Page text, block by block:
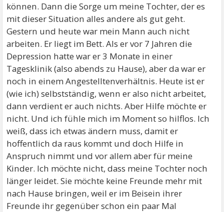
können. Dann die Sorge um meine Tochter, der es
mit dieser Situation alles andere als gut geht.
Gestern und heute war mein Mann auch nicht
arbeiten. Er liegt im Bett. Als er vor 7 Jahren die
Depression hatte war er 3 Monate in einer
Tagesklinik (also abends zu Hause), aber da war er
noch in einem Angestelltenverhältnis. Heute ist er
(wie ich) selbstständig, wenn er also nicht arbeitet,
dann verdient er auch nichts. Aber Hilfe möchte er
nicht. Und ich fühle mich im Moment so hilflos. Ich
weiß, dass ich etwas ändern muss, damit er
hoffentlich da raus kommt und doch Hilfe in
Anspruch nimmt und vor allem aber für meine
Kinder. Ich möchte nicht, dass meine Tochter noch
länger leidet. Sie möchte keine Freunde mehr mit
nach Hause bringen, weil er im Beisein ihrer
Freunde ihr gegenüber schon ein paar Mal